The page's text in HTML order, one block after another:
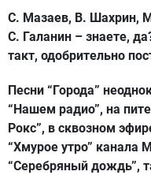
С. Мазаев, В. Шахрин,
С. Галанин – знаете,
такт, одобрительно
Песни “Города”
“Нашем радио”, на
Рокс”, в сквозном
“Хмурое утро” канала
“Серебряный дождь”,